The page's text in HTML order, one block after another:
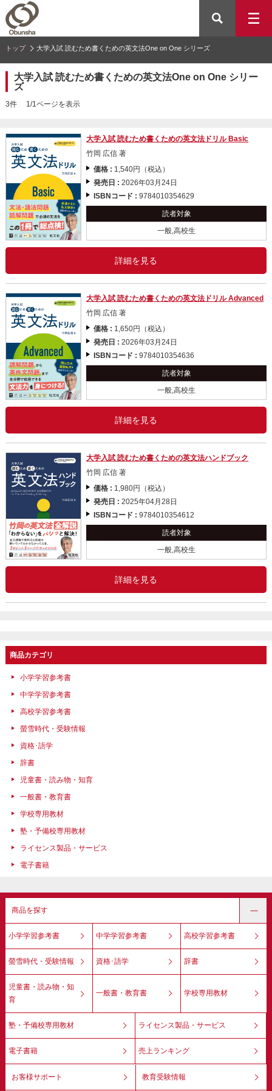
トップ 大学入試 読むため書くための英文法One on One シリーズ
大学入試 読むため書くための英文法One on One シリー
ズ
3件 1/1ページを表示
大学入試 読むため書くための英文法ドリル Basic
竹岡 広信 著
価格 : 1,540円（税込）
発売日 :2026年03月24日
ISBNコード :9784010354629
読者対象
一般,高校生
詳細を見る
大学入試 読むため書くための英文法ドリル Advanced
竹岡 広信 著
価格 : 1,650円（税込）
発売日 :2026年03月24日
ISBNコード :9784010354636
読者対象
一般,高校生
詳細を見る
大学入試 読むため書くための英文法ハンドブック
竹岡 広信 著
価格 : 1,980円（税込）
発売日 :2025年04月28日
ISBNコード :9784010354612
読者対象
一般,高校生
詳細を見る
商品カテゴリ
小学学習参考書
中学学習参考書
高校学習参考書
螢雪時代・受験情報
資格･語学
辞書
児童書・読み物・知育
一般書・教育書
学校専用教材
塾・予備校専用教材
ライセンス製品・サービス
電子書籍
商品を探す
小学学習参考書 中学学習参考書 高校学習参考書
螢雪時代・受験情報 資格･語学 辞書
児童書・読み物・知
育
一般書・教育書 学校専用教材
塾・予備校専用教材 ライセンス製品・サービス
電子書籍 売上ランキング
お客様サポート 教育受験情報